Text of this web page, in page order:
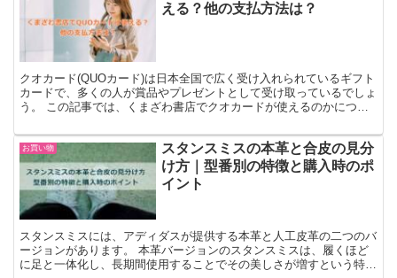
える？他の支払方法は？
クオカード(QUOカード)は日本全国で広く受け入れられているギフト
カードで、多くの人が賞品やプレゼントとして受け取っているでしょ
う。 この記事では、くまざわ書店でクオカードが使えるのかについ
お買い物
スタンスミスの本革と合皮の見分
け方｜型番別の特徴と購入時のポ
イント
スタンスミスには、アディダスが提供する本革と人工皮革の二つのバ
ージョンがあります。 本革バージョンのスタンスミスは、履くほど
に足と一体化し、長期間使用することでその美しさが増すという特長